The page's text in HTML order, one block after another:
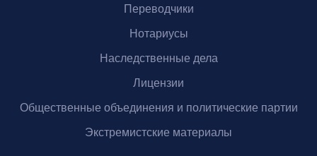
Переводчики
Нотариусы
Наследственные дела
Лицензии
Общественные объединения и политические партии
Экстремистские материалы